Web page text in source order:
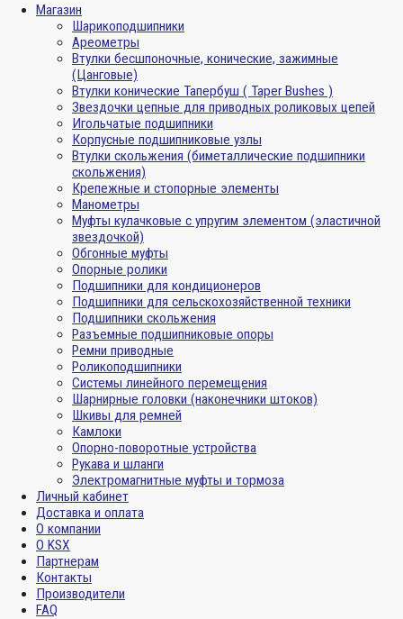
Магазин
Шарикоподшипники
Ареометры
Втулки бесшпоночные, конические, зажимные
(Цанговые)
Втулки конические Тапербуш ( Taper Bushes )
Звездочки цепные для приводных роликовых цепей
Игольчатые подшипники
Корпусные подшипниковые узлы
Втулки скольжения (биметаллические подшипники
скольжения)
Крепежные и стопорные элементы
Манометры
Муфты кулачковые с упругим элементом (эластичной
звездочкой)
Обгонные муфты
Опорные ролики
Подшипники для кондиционеров
Подшипники для сельскохозяйственной техники
Подшипники скольжения
Разъемные подшипниковые опоры
Ремни приводные
Роликоподшипники
Системы линейного перемещения
Шарнирные головки (наконечники штоков)
Шкивы для ремней
Камлоки
Опорно-поворотные устройства
Рукава и шланги
Электромагнитные муфты и тормоза
Личный кабинет
Доставка и оплата
О компании
О KSX
Партнерам
Контакты
Производители
FAQ